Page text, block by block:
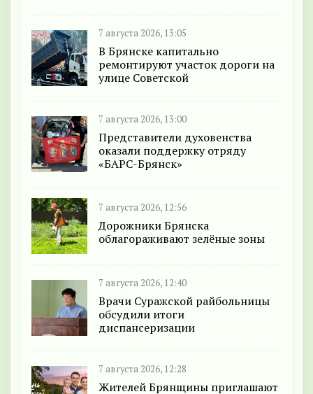
7 августа 2026, 13:05
В Брянске капитально
ремонтируют участок дороги на
улице Советской
7 августа 2026, 13:00
Представители духовенства
оказали поддержку отряду
«БАРС-Брянск»
7 августа 2026, 12:56
Дорожники Брянска
облагораживают зелёные зоны
7 августа 2026, 12:40
Врачи Суражской райбольницы
обсудили итоги
диспансеризации
7 августа 2026, 12:28
Жителей Брянщины приглашают